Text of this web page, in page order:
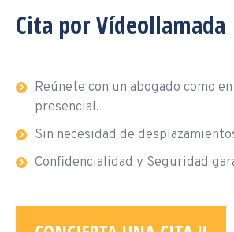
Cita por Vídeollamada
Reúnete con un abogado como
presencial.
Sin necesidad de
Confidencialidad y Seguridad